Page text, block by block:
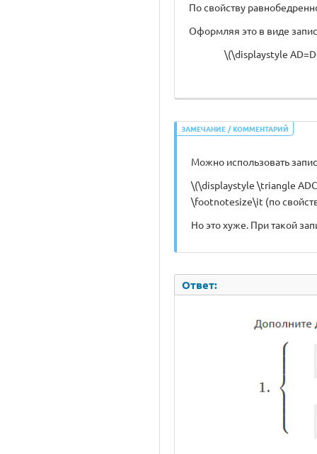
По свойству
Оформляя это в виде
\(\displaystyle
ЗАМЕЧАНИЕ / КОММЕНТАРИЙ
Можно использовать
\(\displaystyle \triangle
\footnotesize\it (по
Но это хуже. При такой
Ответ: